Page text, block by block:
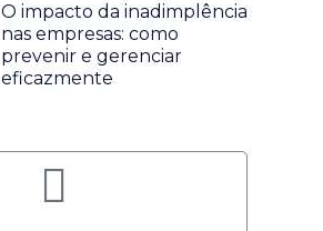
O impacto da inadimplência
nas empresas: como
prevenir e gerenciar
eficazmente